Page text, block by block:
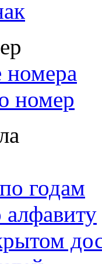
номер
годам